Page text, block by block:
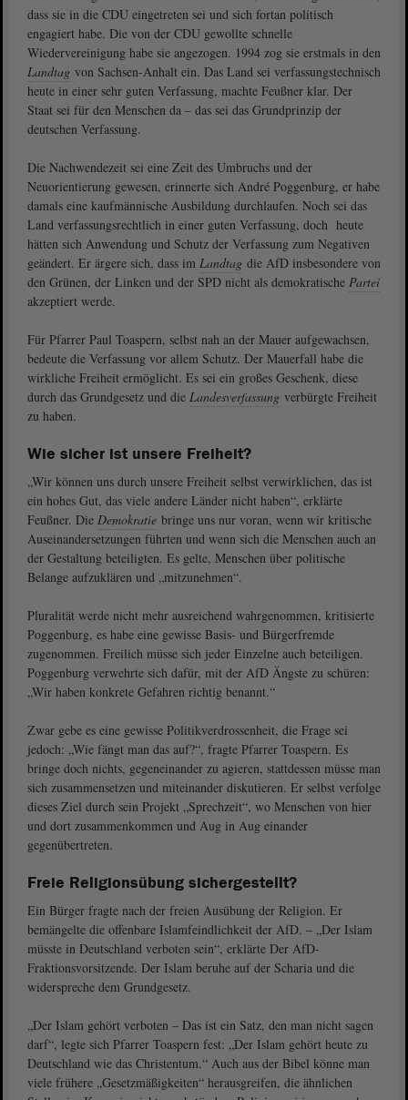
dass sie in die CDU eingetreten sei und sich fortan politisch
engagiert habe. Die von der CDU gewollte schnelle
Wiedervereinigung habe sie angezogen. 1994 zog sie erstmals in den
Landtag von Sachsen-Anhalt ein. Das Land sei verfassungstechnisch
heute in einer sehr guten Verfassung, machte Feußner klar. Der
Staat sei für den Menschen da – das sei das Grundprinzip der
deutschen Verfassung.
Die Nachwendezeit sei eine Zeit des Umbruchs und der
Neuorientierung gewesen, erinnerte sich André Poggenburg, er habe
damals eine kaufmännische Ausbildung durchlaufen. Noch sei das
Land verfassungsrechtlich in einer guten Verfassung, doch heute
hätten sich Anwendung und Schutz der Verfassung zum Negativen
geändert. Er ärgere sich, dass im Landtag die AfD insbesondere von
den Grünen, der Linken und der SPD nicht als demokratische Partei
akzeptiert werde.
Für Pfarrer Paul Toaspern, selbst nah an der Mauer aufgewachsen,
bedeute die Verfassung vor allem Schutz. Der Mauerfall habe die
wirkliche Freiheit ermöglicht. Es sei ein großes Geschenk, diese
durch das Grundgesetz und die Landesverfassung verbürgte Freiheit
zu haben.
Wie sicher ist unsere Freiheit?
„Wir können uns durch unsere Freiheit selbst verwirklichen, das ist
ein hohes Gut, das viele andere Länder nicht haben“, erklärte
Feußner. Die Demokratie bringe uns nur voran, wenn wir kritische
Auseinandersetzungen führten und wenn sich die Menschen auch an
der Gestaltung beteiligten. Es gelte, Menschen über politische
Belange aufzuklären und „mitzunehmen“.
Pluralität werde nicht mehr ausreichend wahrgenommen, kritisierte
Poggenburg, es habe eine gewisse Basis- und Bürgerfremde
zugenommen. Freilich müsse sich jeder Einzelne auch beteiligen.
Poggenburg verwehrte sich dafür, mit der AfD Ängste zu schüren:
„Wir haben konkrete Gefahren richtig benannt.“
Zwar gebe es eine gewisse Politikverdrossenheit, die Frage sei
jedoch: „Wie fängt man das auf?“, fragte Pfarrer Toaspern. Es
bringe doch nichts, gegeneinander zu agieren, stattdessen müsse man
sich zusammensetzen und miteinander diskutieren. Er selbst verfolge
dieses Ziel durch sein Projekt „Sprechzeit“, wo Menschen von hier
und dort zusammenkommen und Aug in Aug einander
gegenübertreten.
Freie Religionsübung sichergestellt?
Ein Bürger fragte nach der freien Ausübung der Religion. Er
bemängelte die offenbare Islamfeindlichkeit der AfD. – „Der Islam
müsste in Deutschland verboten sein“, erklärte Der AfD-
Fraktionsvorsitzende. Der Islam beruhe auf der Scharia und die
widerspreche dem Grundgesetz.
„Der Islam gehört verboten – Das ist ein Satz, den man nicht sagen
darf“, legte sich Pfarrer Toaspern fest: „Der Islam gehört heute zu
Deutschland wie das Christentum.“ Auch aus der Bibel könne man
viele frühere „Gesetzmäßigkeiten“ herausgreifen, die ähnlichen